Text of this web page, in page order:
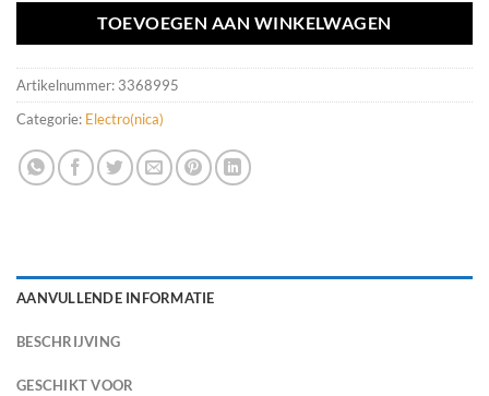
TOEVOEGEN AAN WINKELWAGEN
Artikelnummer: 3368995
Categorie: Electro(nica)
AANVULLENDE INFORMATIE
BESCHRIJVING
GESCHIKT VOOR